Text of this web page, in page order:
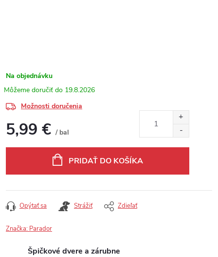
Na objednávku
19.8.2026
Možnosti doručenia
5,99 € / bal
PRIDAŤ DO KOŠÍKA
Opýtať sa Strážiť Zdieľať
Značka: Parador
Špičkové dvere a zárubne